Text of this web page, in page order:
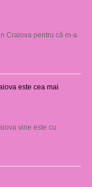
Craiova pentru că m-a
este cea mai
vine este cu